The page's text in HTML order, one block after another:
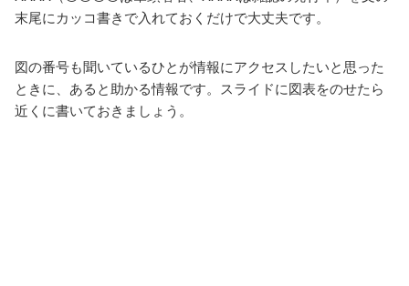
末尾にカッコ書きで入れておくだけで大丈夫です。
図の番号も聞いているひとが情報にアクセスしたいと思った
ときに、あると助かる情報です。スライドに図表をのせたら
近くに書いておきましょう。